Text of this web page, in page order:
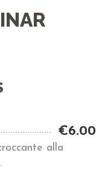
€6.00
alla